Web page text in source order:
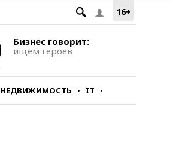
16+
Бизнес говорит:
ищем героев
НЕДВИЖИМОСТЬ IT